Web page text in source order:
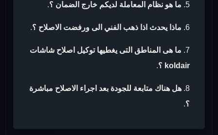
ما هو نظام المعاملة لديكم خارج الضمان ؟.
ماذا يحدث اذا ذهب الفني الى ورفضت الاصلاح ؟.
ما هى المناطق التى يغطيها توكيل اصلاح شاشات
koldair ؟
.
هل هناك متابعة للجودة بعد اجراء الاصلاح مباشرة
؟.